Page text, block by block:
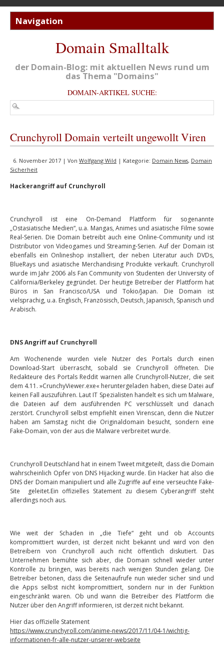
Domain Smalltalk
der Domain-Blog: mit aktuellen News rund um
das Thema "Domains"
DOMAIN-ARTIKEL SUCHE:
Crunchyroll Domain verteilt ungewollt Viren
6. November 2017 | Von Wolfgang Wild | Kategorie: Domain News, Domain
Sicherheit
Hackerangriff auf Crunchyroll
Crunchyroll ist eine On-Demand Plattform für sogenannte
„Ostasiatische Medien“, u.a. Mangas, Animes und asiatische Filme sowie
Real-Serien. Die Domain betreibt auch eine Online-Community und ist
Distributor von Videogames und Streaming-Serien. Auf der Domain ist
ebenfalls ein Onlineshop installiert, der neben Literatur auch DVDs,
BlueRays und asiatische Merchandising Produkte verkauft. Crunchyroll
wurde im Jahr 2006 als Fan Community von Studenten der University of
California/Berkeley gegründet. Der heutige Betreiber der Plattform hat
Büros in San Francisco/USA und Tokio/Japan. Die Domain ist
vielsprachig, u.a. Englisch, Französisch, Deutsch, Japanisch, Spanisch und
Arabisch.
DNS Angriff auf Crunchyroll
Am Wochenende wurden viele Nutzer des Portals durch einen
Download-Start überrascht, sobald sie Crunchyroll öffneten. Die
Redakteure des Portals Reddit warnen alle Crunchyroll-Nutzer, die seit
dem 4.11. »CrunchyViewer.exe« heruntergeladen haben, diese Datei auf
keinen Fall auszuführen. Laut IT Spezialisten handelt es sich um Malware,
die Dateien auf dem ausführenden PC verschlüsselt und danach
zerstört. Crunchyroll selbst empfiehlt einen Virenscan, denn die Nutzer
haben am Samstag nicht die Originaldomain besucht, sondern eine
Fake-Domain, von der aus die Malware verbreitet wurde.
Crunchyroll Deutschland hat in einem Tweet mitgeteilt, dass die Domain
wahrscheinlich Opfer von DNS Hijacking wurde. Ein Hacker hat also die
DNS der Domain manipuliert und alle Zugriffe auf eine verseuchte Fake-
Site geleitet.Ein offizielles Statement zu diesem Cyberangriff steht
allerdings noch aus.
Wie weit der Schaden in „die Tiefe“ geht und ob Accounts
kompromittiert wurden, ist derzeit nicht bekannt und wird von den
Betreibern von Crunchyroll auch nicht öffentlich diskutiert. Das
Unternehmen bemühte sich aber, die Domain schnell wieder unter
Kontrolle zu bringen, was bereits nach wenigen Stunden gelang. Die
Betreiber betonen, dass die Seitenaufrufe nun wieder sicher sind und
die Apps selbst nicht kompromittiert, sondern nur in der Funktion
eingeschränkt waren. Ob und wann die Betreiber des Plattform die
Nutzer über den Angriff informieren, ist derzeit nicht bekannt.
Hier das offizielle Statement
https://www.crunchyroll.com/anime-news/2017/11/04-1/wichtig-
informationen-fr-alle-nutzer-unserer-webseite